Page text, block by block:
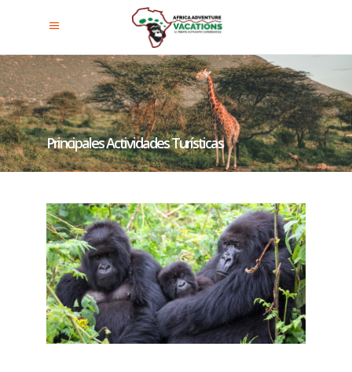
Principales Actividades Turísticas
Impenetrable De Bwindi